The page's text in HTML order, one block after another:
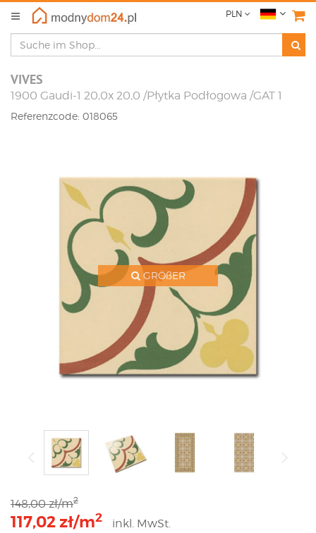
PLN
VIVES
1900 Gaudi-1 20,0x 20,0 /Płytka Podłogowa /GAT 1
Referenzcode: 018065
GRÖßER
148,00 zł/m2
117,02 zł/m2
inkl. MwSt.